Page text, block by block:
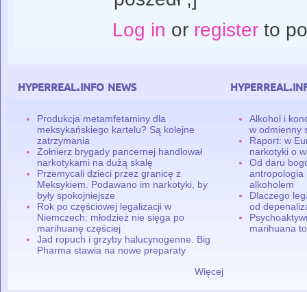
Log in or registerto
hyperreal.info news
Produkcja metamfetaminy dla
meksykańskiego kartelu? Są kolejne
zatrzymania
Żołnierz brygady pancernej handlował
narkotykami na dużą skalę
Przemycali dzieci przez granicę z
Meksykiem. Podawano im narkotyki, by
były spokojniejsze
Rok po częściowej legalizacji w
Niemczech: młodzież nie sięga po
marihuanę częściej
Jad ropuch i grzyby halucynogenne. Big
Pharma stawia na nowe preparaty
Więcej
Alkohol i
w odmienny
Raport: w
narkotyki o
Od daru
antropologia
alkoholem
Dlaczego
od
marihuana